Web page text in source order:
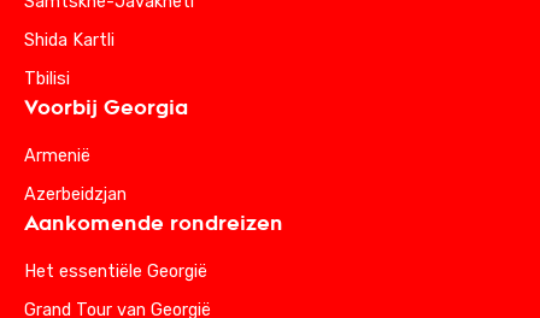
Shida Kartli
Tbilisi
Voorbij Georgia
Armenië
Azerbeidzjan
Aankomende rondreizen
Het essentiële Georgië
Grand Tour van Georgië